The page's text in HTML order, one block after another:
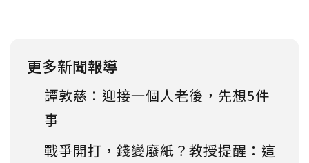
更多新聞報導
譚敦慈：迎接一個人老後，先想5件
事
戰爭開打，錢變廢紙？教授提醒：這